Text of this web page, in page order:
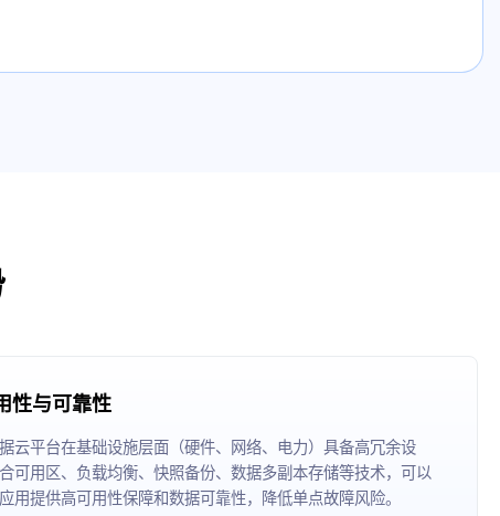
性与可靠性
云平台在基础设施层面（硬件、网络、电力）具备高冗余设
可用区、负载均衡、快照备份、数据多副本存储等技术，可以
用提供高可用性保障和数据可靠性，降低单点故障风险。